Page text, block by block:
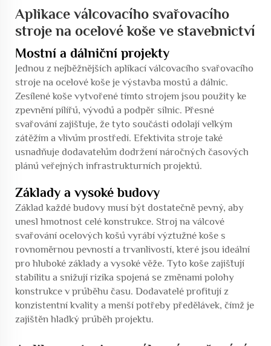
Aplikace válcovacího svařovacího
stroje na ocelové koše ve stavebnictví
Mostní a dálniční projekty
Jednou z nejběžnějších aplikací válcovacího svařovacího
stroje na ocelové koše je výstavba mostů a dálnic.
Zesílené koše vytvořené tímto strojem jsou použity ke
zpevnění pilířů, vývodů a podpěr silnic. Přesné
svařování zajišťuje, že tyto součásti odolají velkým
zátěžím a vlivům prostředí. Efektivita stroje také
usnadňuje dodavatelům dodržení náročných časových
plánů veřejných infrastrukturních projektů.
Základy a vysoké budovy
Základ každé budovy musí být dostatečně pevný, aby
unesl hmotnost celé konstrukce. Stroj na válcové
svařování ocelových košů vyrábí výztužné koše s
rovnoměrnou pevností a trvanlivostí, které jsou ideální
pro hluboké základy a vysoké věže. Tyto koše zajišťují
stabilitu a snižují rizika spojená se změnami polohy
konstrukce v průběhu času. Dodavatelé profitují z
konzistentní kvality a menší potřeby předělávek, čímž je
zajištěn hladký průběh projektu.